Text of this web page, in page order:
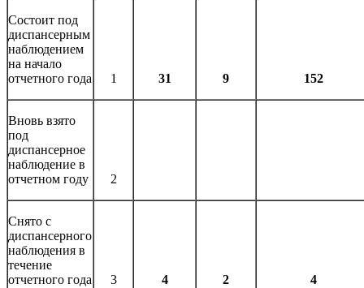
Состоит под
диспансерным
наблюдением
на начало
отчетного года
1 31 9 152
Вновь взято
под
диспансерное
наблюдение в
отчетном году
2
Снято с
диспансерного
наблюдения в
течение
отчетного года
3 4 2 4